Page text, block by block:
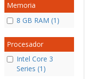
Memoria
8 GB RAM (1)
Procesador
Intel Core 3
Series (1)